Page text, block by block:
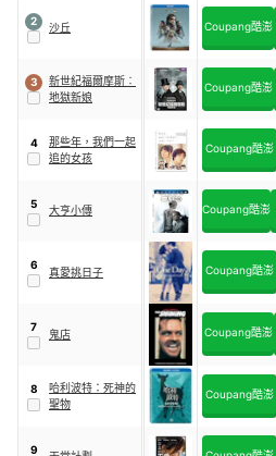
2 沙丘 Coupang酷澎
3
新世紀福爾摩斯︰
地獄新娘
Coupang酷澎
4
那些年，我們一起
追的女孩
Coupang酷澎
5 大亨小傳 Coupang酷澎
6
真愛挑日子 Coupang酷澎
7
鬼店 Coupang酷澎
8
哈利波特：死神的
聖物
Coupang酷澎
9